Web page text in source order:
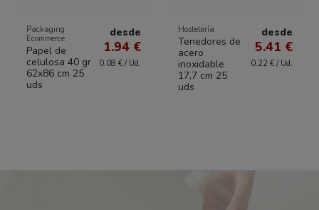
Packaging
Ecommerce
Papel de
celulosa 40 gr
62x86 cm 25
uds
desde
1.94 €
0.08 € / Ud.
Hostelería
Tenedores de
acero
inoxidable
17,7 cm 25
uds
desde
5.41 €
0.22 € / Ud.